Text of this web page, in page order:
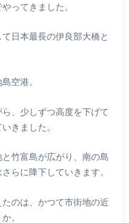
ってきました。
日本最長の伊良部大橋と
空港。
、少しずつ高度を下げて
きました。
竹富島が広がり、南の島
らに降下していきます。
のは、かつて市街地の近
。